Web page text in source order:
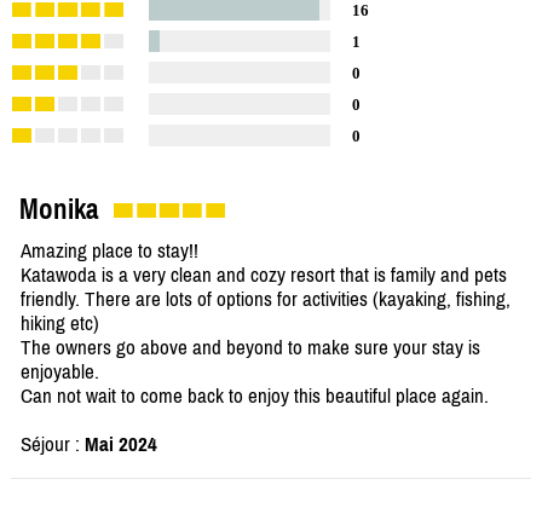
16
1
0
0
0
Monika
Amazing place to stay!!
Katawoda is a very clean and cozy resort that is family and pets
friendly. There are lots of options for activities (kayaking, fishing,
hiking etc)
The owners go above and beyond to make sure your stay is
enjoyable.
Can not wait to come back to enjoy this beautiful place again.
Séjour : Mai 2024